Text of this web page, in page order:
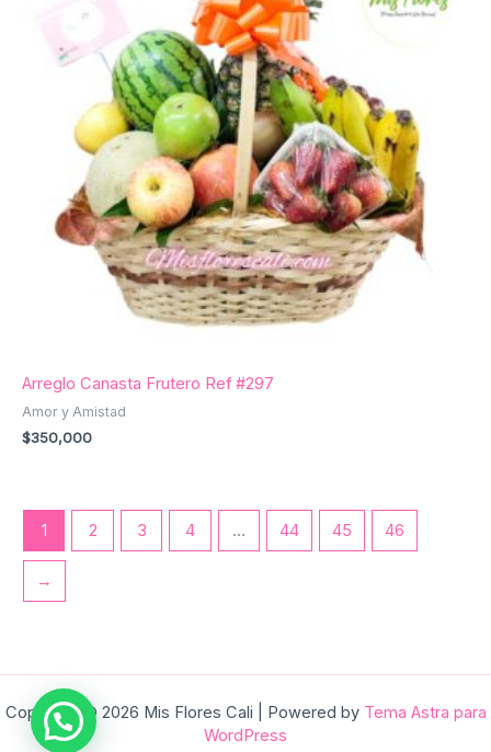
Arreglo Canasta Frutero Ref #297
Amor y Amistad
$350,000
1 2 3 4 … 44 45 46
→
Copyright © 2026 Mis Flores Cali | Powered by Tema Astra para
WordPress